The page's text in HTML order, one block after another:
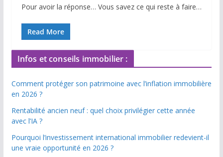
Pour avoir la réponse… Vous savez ce qui reste à faire…
Read More
Infos et conseils immobilier :
Comment protéger son patrimoine avec l’inflation immobilière
en 2026 ?
Rentabilité ancien neuf : quel choix privilégier cette année
avec l’IA ?
Pourquoi l’investissement international immobilier redevient-il
une vraie opportunité en 2026 ?